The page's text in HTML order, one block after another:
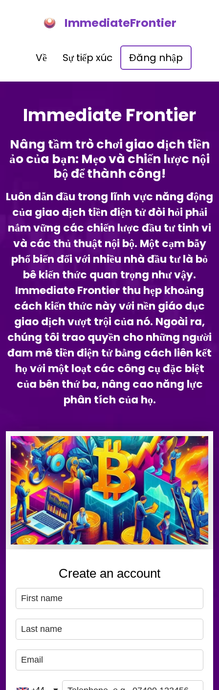
ImmediateFrontier
Về Sự tiếp xúc Đăng nhập
Immediate Frontier
Nâng tầm trò chơi giao dịch tiền
ảo của bạn: Mẹo và chiến lược nội
bộ để thành công!
Luôn dẫn đầu trong lĩnh vực năng động
của giao dịch tiền điện tử đòi hỏi phải
nắm vững các chiến lược đầu tư tinh vi
và các thủ thuật nội bộ. Một cạm bẫy
phổ biến đối với nhiều nhà đầu tư là bỏ
bê kiến thức quan trọng như vậy.
Immediate Frontier thu hẹp khoảng
cách kiến thức này với nền giáo dục
giao dịch vượt trội của nó. Ngoài ra,
chúng tôi trao quyền cho những người
đam mê tiền điện tử bằng cách liên kết
họ với một loạt các công cụ đặc biệt
của bên thứ ba, nâng cao năng lực
phân tích của họ.